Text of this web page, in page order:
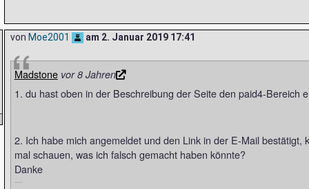
von Moe2001 am 2. Januar 2019 17:41
Madstone vor 8 Jahren
1. du hast oben in der Beschreibung der Seite den paid4-Bereich
2. Ich habe mich angemeldet und den Link in der E-Mail
mal schauen, was ich falsch gemacht haben könnte?
Danke